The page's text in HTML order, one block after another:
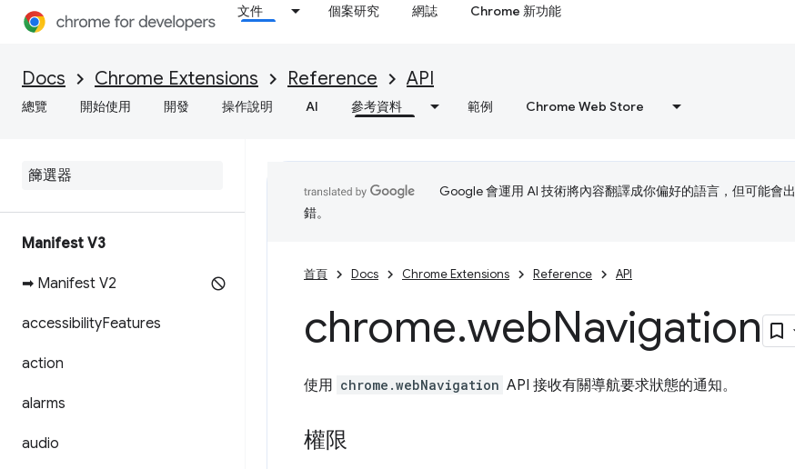
文件 個案研究 網誌 Chrome 新功能
Docs Chrome Extensions Reference API
總覽 開始使用 開發 操作說明 AI 參考資料 範例 Chrome Web Store
Manifest V3
➡ Manifest V2
accessibilityFeatures
action
alarms
audio
Google 會運用 AI 技術將內容翻譯成你偏好的語言，但可能會出
錯。
首頁 Docs Chrome Extensions Reference API
chrome.webNavigation
使用 chrome.webNavigation API 接收有關導航要求狀態的通知。
權限